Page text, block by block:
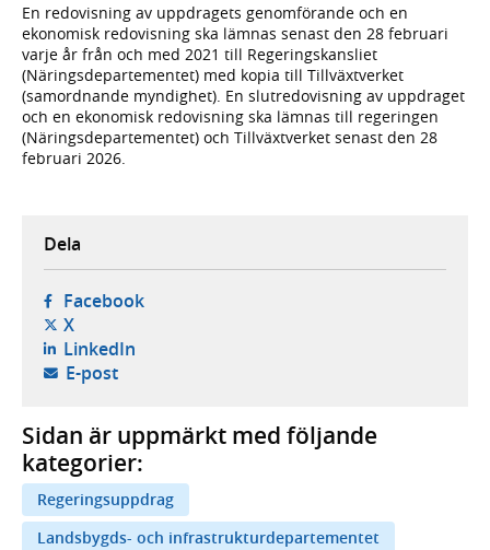
En redovisning av uppdragets genomförande och en
ekonomisk redovisning ska lämnas senast den 28 februari
varje år från och med 2021 till Regeringskansliet
(Näringsdepartementet) med kopia till Tillväxtverket
(samordnande myndighet). En slutredovisning av uppdraget
och en ekonomisk redovisning ska lämnas till regeringen
(Näringsdepartementet) och Tillväxtverket senast den 28
februari 2026.
Dela
Facebook- öppnas i ny flik, extern webbplats,
X- öppnas i ny flik, extern webbplats,
LinkedIn- öppnas i ny flik, extern webbplats,
E-post- öppnar din e-postklient,
Sidan är uppmärkt med följande
kategorier:
Regeringsuppdrag
Landsbygds- och infrastrukturdepartementet